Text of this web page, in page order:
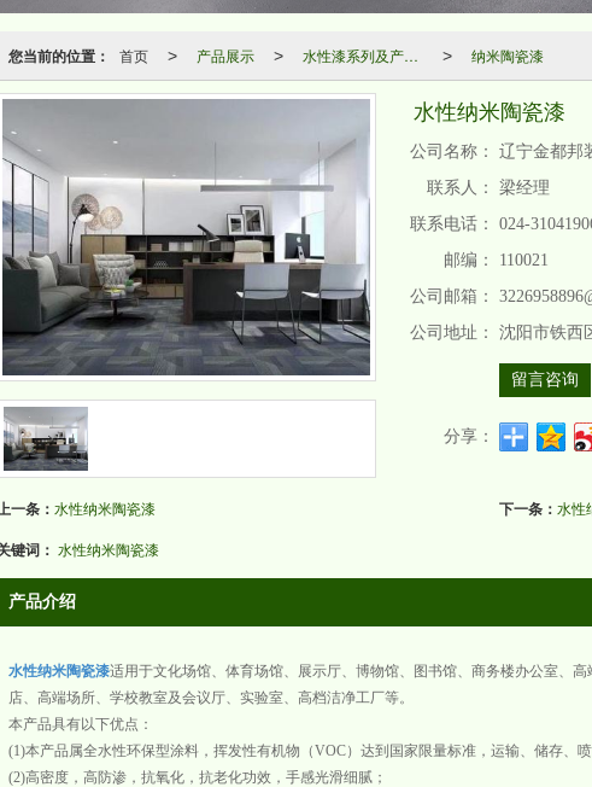
您当前的位置： 首页 > 产品展示 > 水性漆系列及产品应用 > 纳米陶瓷漆
水性纳米陶瓷漆
公司名称：
辽宁金都邦
联系人：
梁经理
联系电话：
024-
邮编：
110021
公司邮箱：
公司地址：
沈阳市铁西
留言咨询
分享：
一条： 水性纳米陶瓷漆 下一条： 水性
键词： 水性纳米陶瓷漆
产品介绍
水性纳米陶瓷漆适用于文化场馆、体育场馆、展示厅、博物馆、图书馆、商务楼办公室、
店、高端场所、学校教室及会议厅、实验室、高档洁净工厂等。
本产品具有以下优点：
(1)本产品属全水性环保型涂料，挥发性有机物（VOC）达到国家限量标准，运输、储存、
(2)高密度，高防渗，抗氧化，抗老化功效，手感光滑细腻；